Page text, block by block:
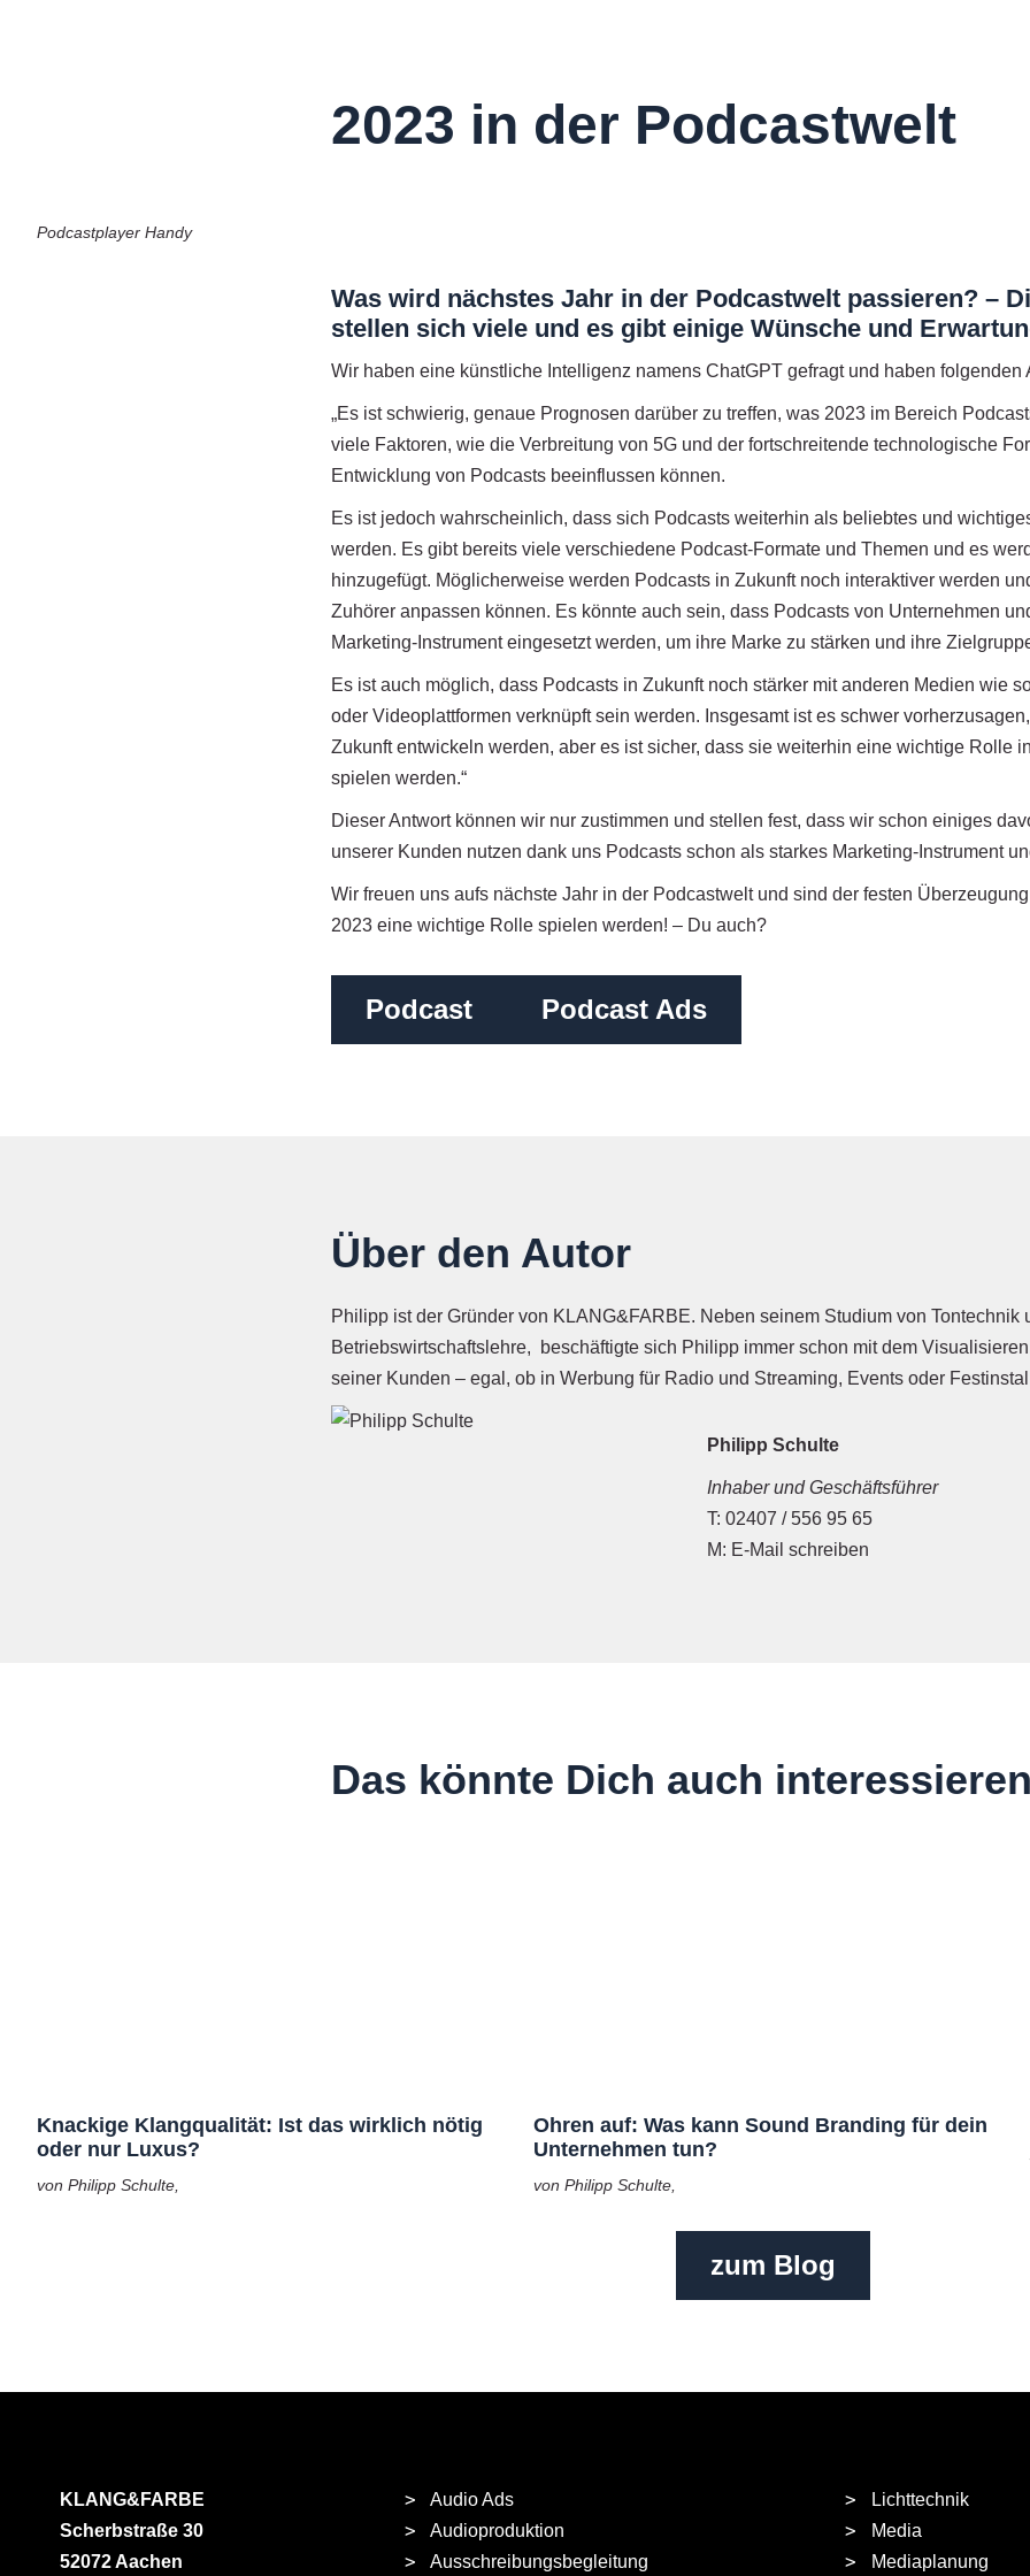
2023 in der Podcastwelt
Podcastplayer Handy
Was wird nächstes Jahr in der Podcastwelt passieren? –
stellen sich viele und es gibt einige Wünsche und
Wir haben eine künstliche Intelligenz namens ChatGPT gefragt und haben
„Es ist schwierig, genaue Prognosen darüber zu treffen, was 2023 im Bereich
viele Faktoren, wie die Verbreitung von 5G und der fortschreitende technologische
Entwicklung von Podcasts beeinflussen können.
Es ist jedoch wahrscheinlich, dass sich Podcasts weiterhin als beliebtes und
werden. Es gibt bereits viele verschiedene Podcast-Formate und Themen und es
hinzugefügt. Möglicherweise werden Podcasts in Zukunft noch interaktiver werden
Zuhörer anpassen können. Es könnte auch sein, dass Podcasts von Unternehmen
Marketing-Instrument eingesetzt werden, um ihre Marke zu stärken und ihre
Es ist auch möglich, dass Podcasts in Zukunft noch stärker mit anderen Medien wie
oder Videoplattformen verknüpft sein werden. Insgesamt ist es schwer
Zukunft entwickeln werden, aber es ist sicher, dass sie weiterhin eine wichtige Rolle
spielen werden.“
Dieser Antwort können wir nur zustimmen und stellen fest, dass wir schon einiges
unserer Kunden nutzen dank uns Podcasts schon als starkes Marketing-Instrument
Wir freuen uns aufs nächste Jahr in der Podcastwelt und sind der festen
2023 eine wichtige Rolle spielen werden! – Du auch?
Podcast Podcast Ads
Über den Autor
Philipp ist der Gründer von KLANG&FARBE. Neben seinem Studium von Tontechnik
Betriebswirtschaftslehre, beschäftigte sich Philipp immer schon mit dem
seiner Kunden – egal, ob in Werbung für Radio und Streaming, Events oder
Philipp Schulte
Inhaber und Geschäftsführer
02407 / 556 95 65
E-Mail schreiben
Das könnte Dich auch
Knackige Klangqualität: Ist das wirklich nötig
oder nur Luxus?
von Philipp Schulte,
Ohren auf: Was kann Sound Branding für dein
Unternehmen tun?
von Philipp Schulte,
zum Blog
KLANG&FARBE
Scherbstraße 30
52072 Aachen
Audio Ads
Audioproduktion
Ausschreibungsbegleitung
Lichttechnik
Media
Mediaplanung